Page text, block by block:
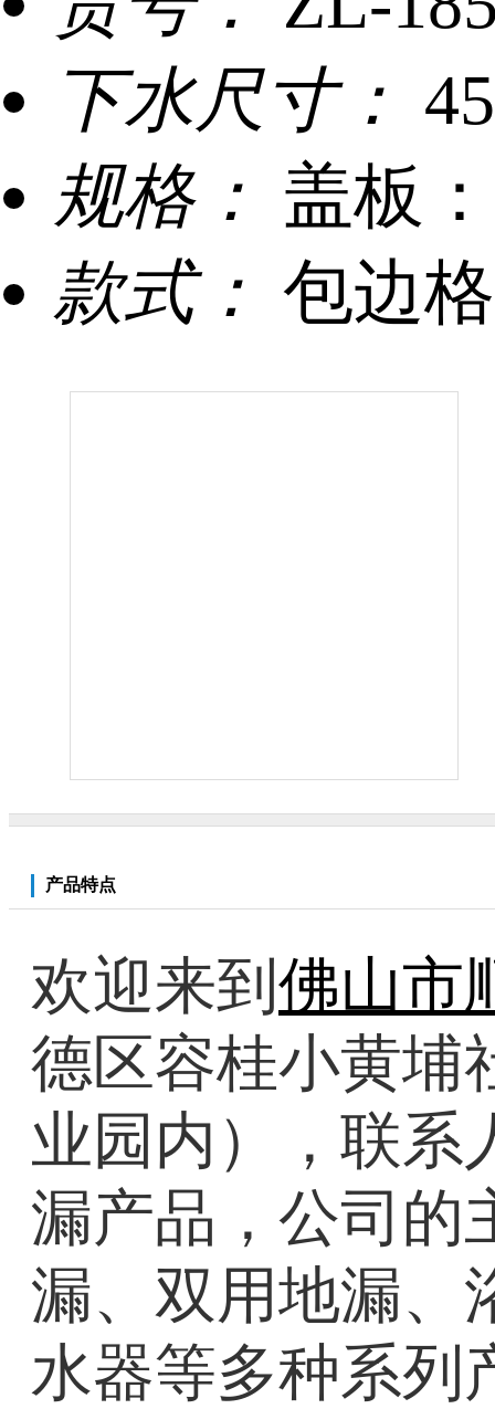
下水尺寸：
规格： 盖板
款式： 包边
产品特点
欢迎来到 佛山市
德区容桂小黄埔
业园内），联系
漏产品，公司的
漏、双用地漏、
水器等多种系列